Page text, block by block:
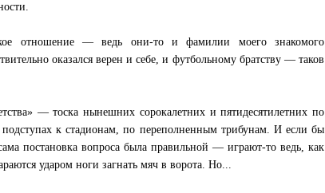
отношение — ведь они-то и фамилии моего знакомого
оказался верен и себе, и футбольному братству — таков
— тоска нынешних сорокалетних и пятидесятилетних по
к стадионам, по переполненным трибунам. И если бы
постановка вопроса была правильной — играют-то ведь, как
ударом ноги загнать мяч в ворота. Но...